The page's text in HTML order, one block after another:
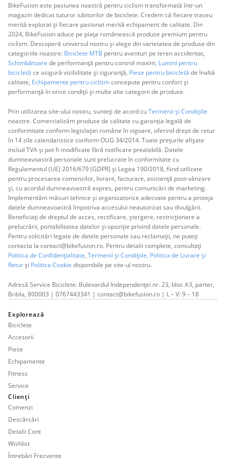
BikeFusion este pasiunea noastră pentru ciclism transformată într-un
magazin dedicat tuturor iubitorilor de biciclete. Credem că fiecare traseu
merită explorat și fiecare pasionat merită echipament de calitate. Din
2024, BikeFusion aduce pe piața românească produse premium pentru
ciclism. Descoperă universul nostru și alege din varietatea de produse din
categoriile noastre: Biciclete MTB pentru aventuri pe teren accidentat,
Schimbătoare de performanță pentru control maxim, Lumini pentru
bicicletă ce asigură vizibilitate și siguranță, Piese pentru bicicletă de înaltă
calitate, Echipamente pentru ciclismconcepute pentru confort și
performanță în orice condiții și multe alte categorii de produse.
Prin utilizarea site-ului nostru, sunteți de acord cuTermenii și Condițiile
noastre. Comercializăm produse de calitate cu garanția legală de
conformitate conform legislației române în vigoare, oferind drept de retur
în 14 zile calendaristice conform OUG 34/2014. Toate prețurile afișate
includ TVA și pot fi modificate fără notificare prealabilă. Datele
dumneavoastră personale sunt prelucrate în conformitate cu
Regulamentul (UE) 2016/679 (GDPR) și Legea 190/2018, fiind utilizate
pentru procesarea comenzilor, livrare, facturare, asistență post-vânzare
și, cu acordul dumneavoastră expres, pentru comunicări de marketing.
Implementăm măsuri tehnice și organizatorice adecvate pentru a proteja
datele dumneavoastră împotriva accesului neautorizat sau divulgării.
Beneficiați de dreptul de acces, rectificare, ștergere, restricționare a
prelucrării, portabilitatea datelor și opoziție privind datele personale.
Pentru solicitări legate de datele personale sau reclamații, ne puteți
contacta la contact@bikefusion.ro. Pentru detalii complete, consultați
Politica de Confidențialitate, Termenii și Condițiile, Politica de Livrare și
Returși Politica Cookie disponibile pe site-ul nostru.
Adresă Service Biciclete: Bulevardul Independenței nr. 23, bloc A3, parter,
Brăila, 800003 | 0767443341 | contact@bikefusion.ro | L – V: 9 – 18
Explorează
Biciclete
Accesorii
Piese
Echipamente
Fitness
Service
Clienți
Comenzi
Descărcări
Detalii Cont
Wishlist
Întrebări Frecvente